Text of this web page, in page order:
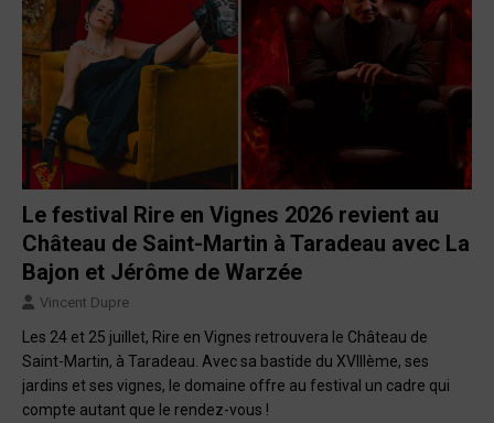
Le festival Rire en Vignes 2026 revient au
Château de Saint-Martin à Taradeau avec La
Bajon et Jérôme de Warzée
Vincent Dupre
Les 24 et 25 juillet, Rire en Vignes retrouvera le Château de
Saint-Martin, à Taradeau. Avec sa bastide du XVIIIème, ses
jardins et ses vignes, le domaine offre au festival un cadre qui
compte autant que le rendez-vous !